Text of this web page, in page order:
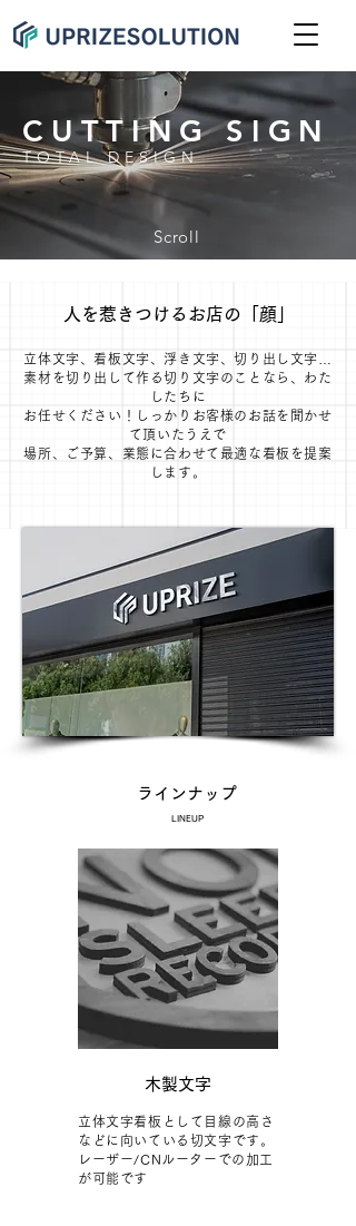
CUTTING SIGN
TOTAL DESIGN
Scroll
人を惹きつけるお店の「顔」
立体文字、看板文字、浮き文字、切り出し文字…
素材を切り出して作る切り文字のことなら、わた
したちに
お任せください！しっかりお客様のお話を聞かせ
て頂いたうえで
場所、ご予算、業態に合わせて最適な看板を提案
します。
ラインナップ
LINEUP
​木製文字
立体文字看板として目線の高さ
などに向いている切文字です。
レーザー/CNルーターでの加工
が可能です